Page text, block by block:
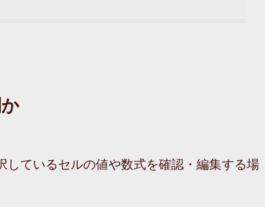
ているセルの値や数式を確認・編集する場